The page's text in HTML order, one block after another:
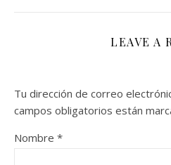
LEAVE A
Tu dirección de correo
campos obligatorios están
Nombre *